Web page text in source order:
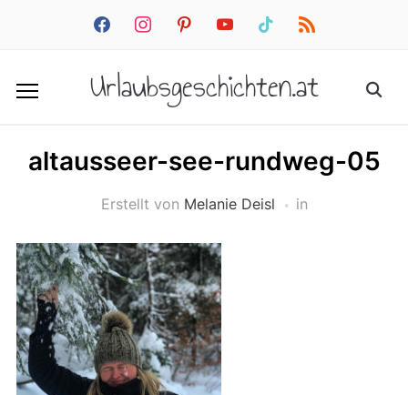
facebookinstagrampinterestyoutube tiktok rss
Urlaubsgeschichten.at
altausseer-see-rundweg-05
Erstellt von Melanie Deisl in